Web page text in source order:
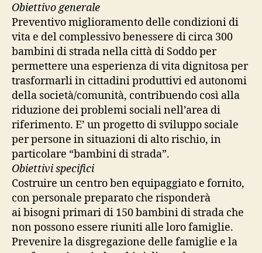
Obiettivo generale
Preventivo miglioramento delle condizioni di
vita e del complessivo benessere di circa 300
bambini di strada nella città di Soddo per
permettere una esperienza di vita dignitosa per
trasformarli in cittadini produttivi ed autonomi
della società/comunità, contribuendo così alla
riduzione dei problemi sociali nell’area di
riferimento. E’ un progetto di sviluppo sociale
per persone in situazioni di alto rischio, in
particolare “bambini di strada”.
Obiettivi specifici
Costruire un centro ben equipaggiato e fornito,
con personale preparato che risponderà
ai bisogni primari di 150 bambini di strada che
non possono essere riuniti alle loro famiglie.
Prevenire la disgregazione delle famiglie e la